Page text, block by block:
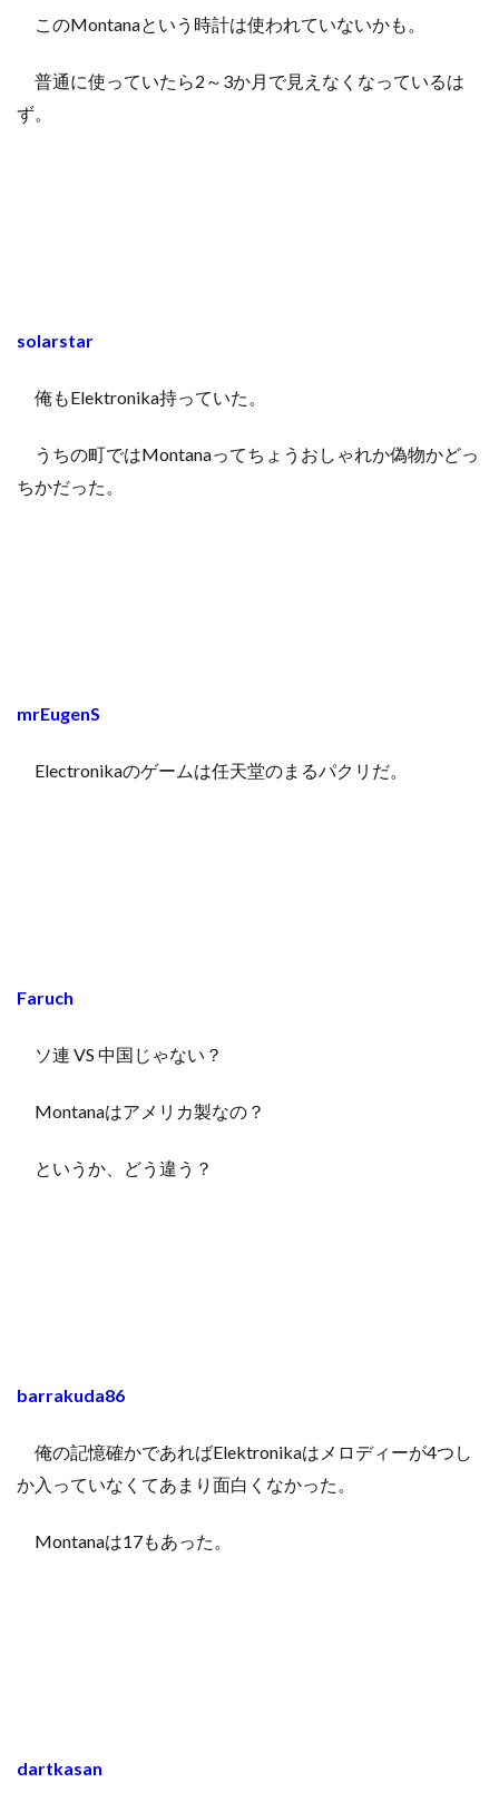
このMontanaという時計は使われていないかも。
普通に使っていたら2～3か月で見えなくなっているは
ず。
solarstar
俺もElektronika持っていた。
うちの町ではMontanaってちょうおしゃれか偽物かどっ
ちかだった。
mrEugenS
Electronikaのゲームは任天堂のまるパクリだ。
Faruch
ソ連 VS 中国じゃない？
Montanaはアメリカ製なの？
というか、どう違う？
barrakuda86
俺の記憶確かであればElektronikaはメロディーが4つし
か入っていなくてあまり面白くなかった。
Montanaは17もあった。
dartkasan